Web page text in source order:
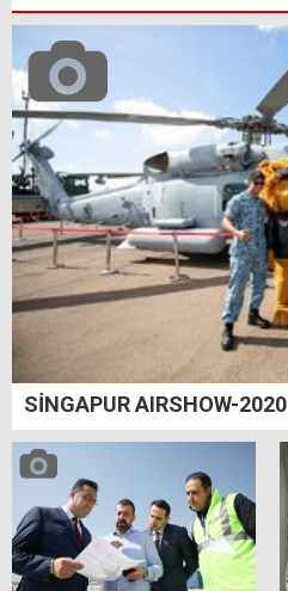
SİNGAPUR AIRSHOW-2020